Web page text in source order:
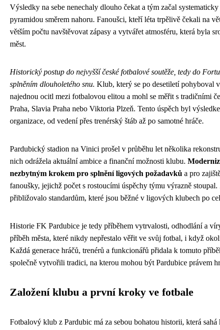
Výsledky na sebe nenechaly dlouho čekat a tým začal
pyramidou směrem nahoru. Fanoušci, kteří léta trpělivě čekali na
větším počtu navštěvovat zápasy a vytvářet atmosféru, která byla
měst.
Historický postup do nejvyšší české fotbalové soutěže, tedy do
splněním dlouholetého snu. Klub, který se po desetiletí pohyboval
najednou ocitl mezi fotbalovou elitou a mohl se měřit s tradičními
Praha, Slavia Praha nebo Viktoria Plzeň. Tento úspěch byl
organizace, od vedení přes trenérský štáb až po samotné hráče.
Pardubický stadion na Vinici prošel v průběhu let několika
nich odrážela aktuální ambice a finanční možnosti klubu.
nezbytným krokem pro splnění ligových požadavků a pro
fanoušky, jejichž počet s rostoucími úspěchy týmu výrazně
přibližovalo standardům, které jsou běžné v ligových klubech po
Historie FK Pardubice je tedy příběhem vytrvalosti, odhodlání a
příběh města, které nikdy nepřestalo věřit ve svůj fotbal, i když
Každá generace hráčů, trenérů a funkcionářů přidala k tomuto
společně vytvořili tradici, na kterou mohou být Pardubice právem
Založení klubu a první kroky ve fotbale
Fotbalový klub z Pardubic má za sebou bohatou historii, která